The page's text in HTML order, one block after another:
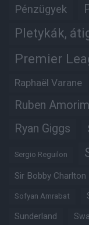
Pénzügyek
Pletykák,
Premier
Raphaël Varane
Ruben Amorim
Ryan Giggs
Sergio Reguilon
Sir Bobby Charlton
Sofyan Amrabat
Sunderland